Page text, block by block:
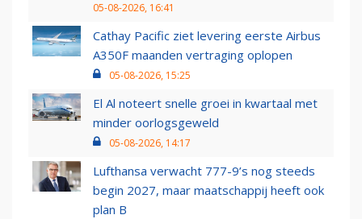
05-08-2026, 16:41
Cathay Pacific ziet levering eerste Airbus
A350F maanden vertraging oplopen
05-08-2026, 15:25
El Al noteert snelle groei in kwartaal met
minder oorlogsgeweld
05-08-2026, 14:17
Lufthansa verwacht 777-9’s nog steeds
begin 2027, maar maatschappij heeft ook
plan B